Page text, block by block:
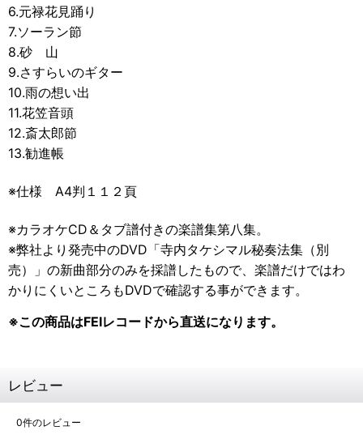
6.元禄花見踊り
7.ソーラン節
8.砂 山
9.さすらいのギター
10.雨の想い出
11.花笠音頭
12.斎太郎節
13.勧進帳
※仕様 A4判１１２頁
※カラオケCD＆タブ譜付きの楽譜集第八集。
※弊社より発売中のDVD「寺内タケシマル秘奏法集（別
売）」の新曲部分のみを採譜したもので、楽譜だけではわ
かりにくいところもDVDで確認する事ができます。
※この商品はFEIレコードから直送になります。
レビュー
0件のレビュー